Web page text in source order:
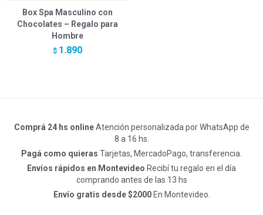
Box Spa Masculino con
Chocolates – Regalo para
Hombre
$ 1.890
Comprá 24 hs onlineAtención personalizada por WhatsApp de
8 a 16 hs.
Pagá como quieras Tarjetas, MercadoPago, transferencia.
Envíos rápidos en Montevideo Recibí tu regalo en el día
comprando antes de las 13 hs
Envío gratis desde $2000En Montevideo.